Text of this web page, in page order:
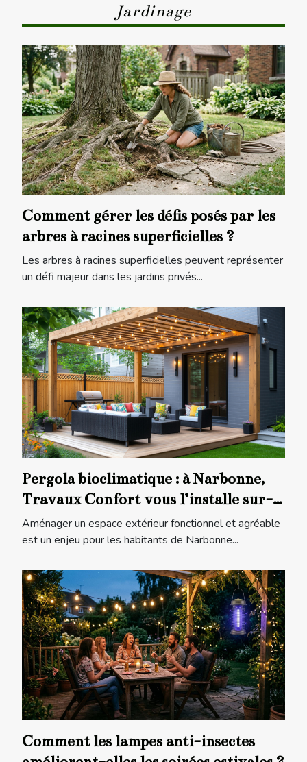
Jardinage
Comment gérer les défis posés par les
arbres à racines superficielles ?
Les arbres à racines superficielles peuvent représenter
un défi majeur dans les jardins privés...
Pergola bioclimatique : à Narbonne,
Travaux Confort vous l’installe sur-
mesure !
Aménager un espace extérieur fonctionnel et agréable
est un enjeu pour les habitants de Narbonne...
Comment les lampes anti-insectes